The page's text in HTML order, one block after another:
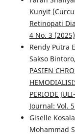
Kunyit
Retinopati
4 No. 3
Rendy Putra
Sakso
PASIEN
PERIODE
Journal: Vol.
Giselle
Mohammad